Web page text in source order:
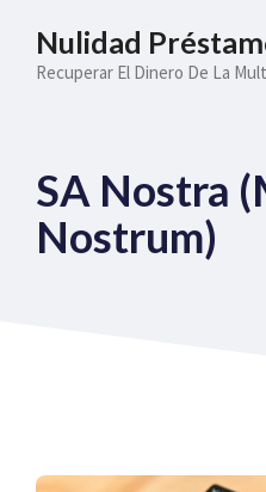
contenido
Nulidad
Recuperar El Dinero De La
SA Nostra
Nostrum)